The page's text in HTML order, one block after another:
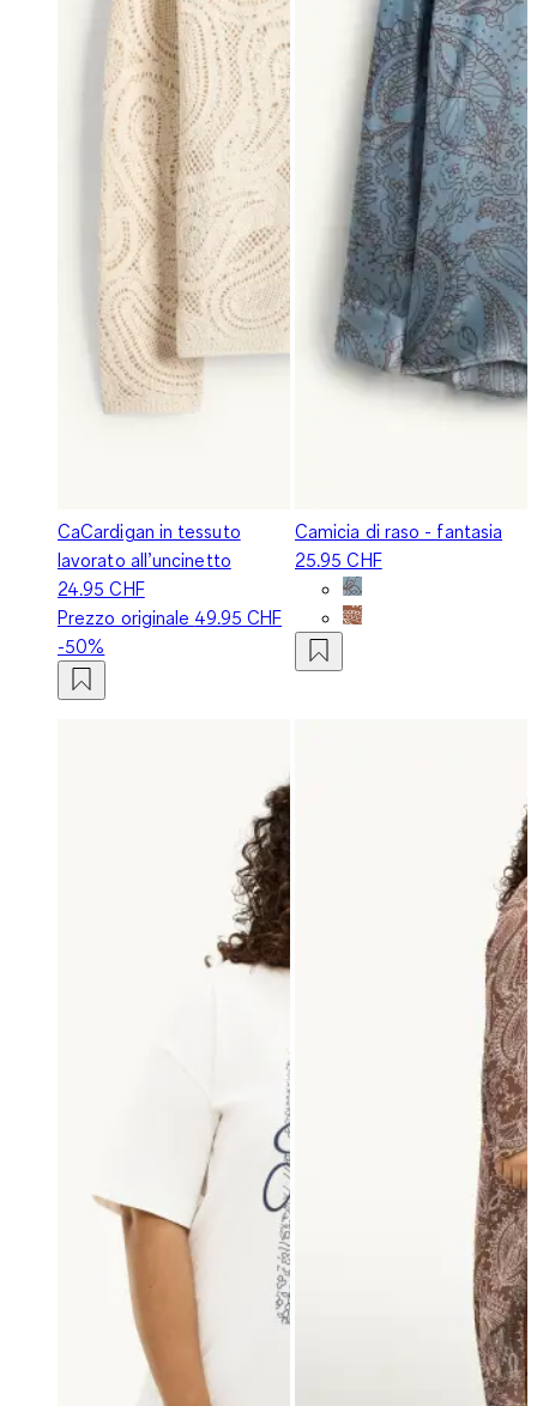
CaCardigan in tessuto
lavorato all’uncinetto
24.95 CHF
Prezzo originale 49.95 CHF
-50%
Camicia di raso - fantasia
25.95 CHF